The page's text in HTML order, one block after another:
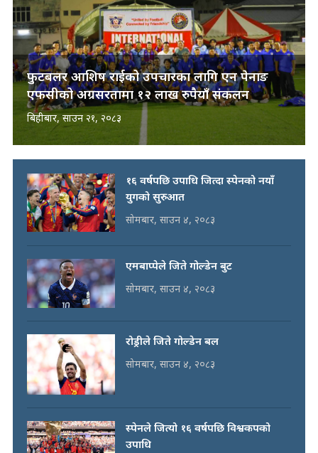
फुटबलर आशिष राईको उपचारका लागि एन पेनाङ
एफसीको अग्रसरतामा १२ लाख रुपैयाँ संकलन
बिहीबार, साउन २१, २०८३
१६ वर्षपछि उपाधि जित्दा स्पेनको नयाँ
युगको सुरुआत
सोमबार, साउन ४, २०८३
एमबाप्पेले जिते गोल्डेन बुट
सोमबार, साउन ४, २०८३
रोड्रीले जिते गोल्डेन बल
सोमबार, साउन ४, २०८३
स्पेनले जित्यो १६ वर्षपछि विश्वकपको
उपाधि